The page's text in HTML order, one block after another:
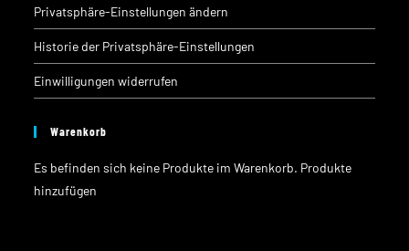
Privatsphäre-Einstellungen ändern
Historie der Privatsphäre-Einstellungen
Einwilligungen widerrufen
Warenkorb
Es befinden sich keine Produkte im Warenkorb. Produkte
hinzufügen